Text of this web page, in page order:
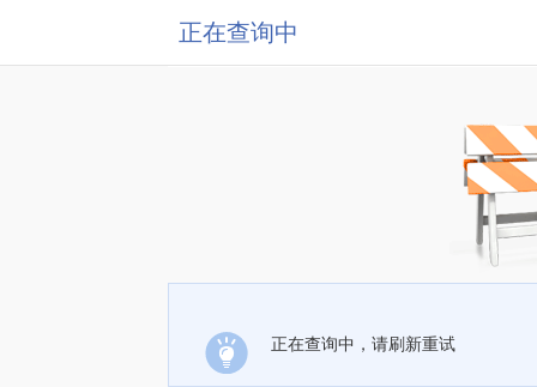
正在查询中
正在查询中，请刷新重试